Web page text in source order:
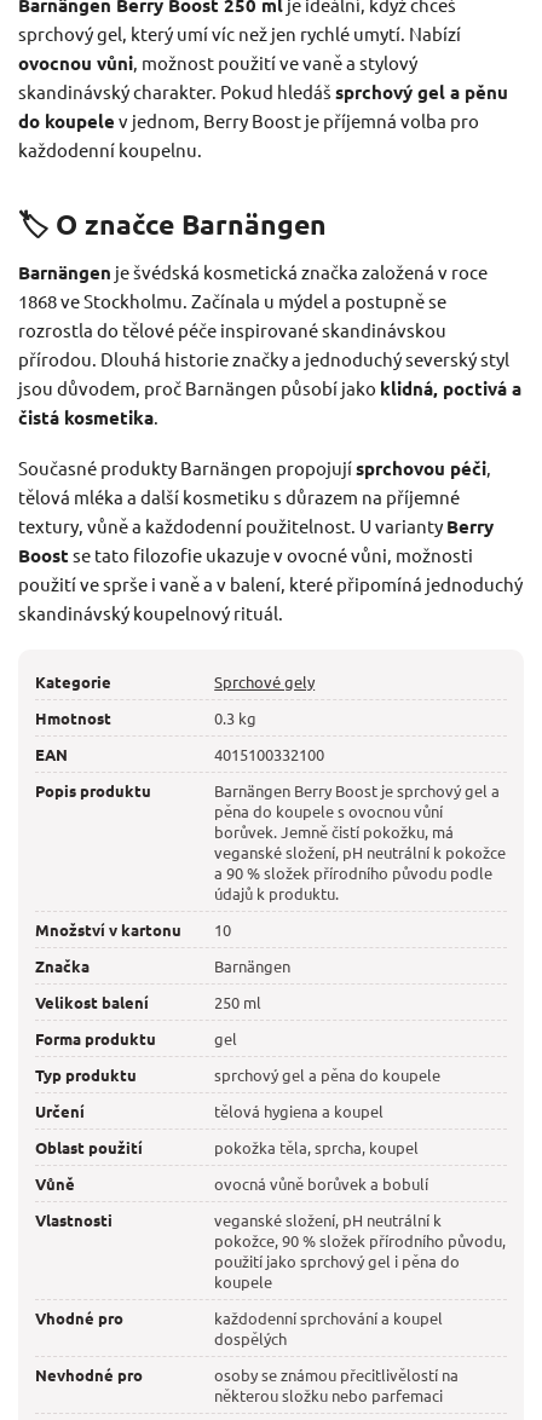
sprchový gel, který umí víc než jen rychlé umytí. Nabízí
ovocnou vůni , možnost použití ve vaně a stylový
skandinávský charakter. Pokud hledáš sprchový gel a pěnu
do koupele v jednom, Berry Boost je příjemná volba pro
každodenní koupelnu.
🏷️ O značce Barnängen
Barnängen je švédská kosmetická značka založená v roce
1868 ve Stockholmu. Začínala u mýdel a postupně se
rozrostla do tělové péče inspirované skandinávskou
přírodou. Dlouhá historie značky a jednoduchý severský styl
jsou důvodem, proč Barnängen působí jako klidná, poctivá a
čistá kosmetika.
Současné produkty Barnängen propojujísprchovou péči,
tělová mléka a další kosmetiku s důrazem na příjemné
textury, vůně a každodenní použitelnost. U varianty Berry
Boost se tato filozofie ukazuje v ovocné vůni, možnosti
použití ve sprše i vaně a v balení, které připomíná jednoduchý
skandinávský koupelnový rituál.
Kategorie
Sprchové gely
Hmotnost
0.3 kg
EAN
4015100332100
Popis produktu
Barnängen Berry Boost je sprchový gel a
pěna do koupele s ovocnou vůní
borůvek. Jemně čistí pokožku, má
veganské složení, pH neutrální k pokožce
a 90 % složek přírodního původu podle
údajů k produktu.
Množství v kartonu
10
Značka
Barnängen
Velikost balení
250 ml
Forma produktu
gel
Typ produktu
sprchový gel a pěna do koupele
Určení
tělová hygiena a koupel
Oblast použití
pokožka těla, sprcha, koupel
Vůně
ovocná vůně borůvek a bobulí
Vlastnosti
veganské složení, pH neutrální k
pokožce, 90 % složek přírodního původu,
použití jako sprchový gel i pěna do
koupele
Vhodné pro
každodenní sprchování a koupel
dospělých
Nevhodné pro
osoby se známou přecitlivělostí na
některou složku nebo parfemaci